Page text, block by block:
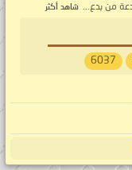
شاهد أكثر
6037